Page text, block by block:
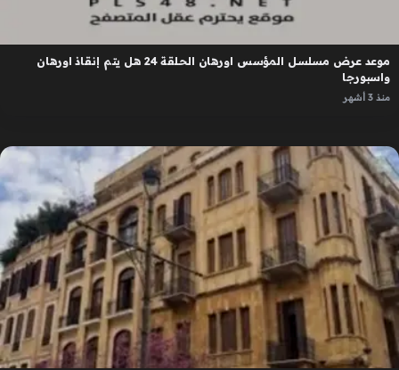
موعد عرض مسلسل المؤسس اورهان الحلقة 24 هل يتم إنقاذ اورهان
واسبورجا
منذ 3 أشهر